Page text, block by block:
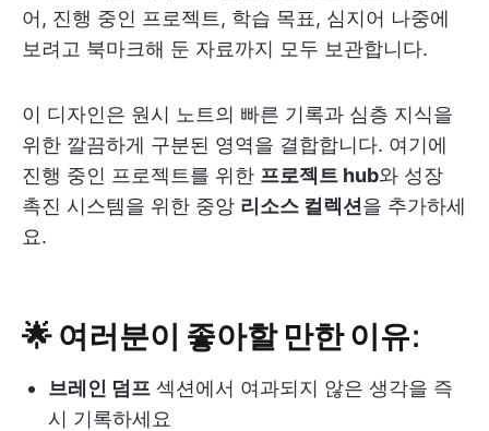
어, 진행 중인 프로젝트, 학습 목표, 심지어 나중에
보려고 북마크해 둔 자료까지 모두 보관합니다.
이 디자인은 원시 노트의 빠른 기록과 심층 지식을
위한 깔끔하게 구분된 영역을 결합합니다. 여기에
진행 중인 프로젝트를 위한 프로젝트 hub와 성장
촉진 시스템을 위한 중앙 리소스 컬렉션을 추가하세
요.
🌟 여러분이 좋아할 만한 이유:
브레인 덤프 섹션에서 여과되지 않은 생각을 즉
시 기록하세요